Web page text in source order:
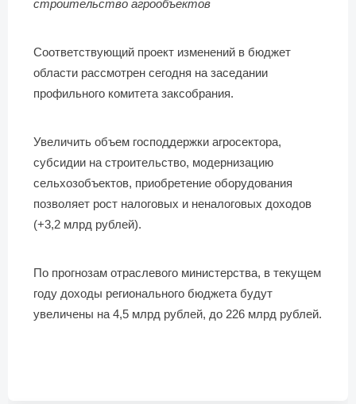
строительство агрообъектов
Соответствующий проект изменений в бюджет
области рассмотрен сегодня на заседании
профильного комитета заксобрания.
Увеличить объем господдержки агросектора,
субсидии на строительство, модернизацию
сельхозобъектов, приобретение оборудования
позволяет рост налоговых и неналоговых доходов
(+3,2 млрд рублей).
По прогнозам отраслевого министерства, в текущем
году доходы регионального бюджета будут
увеличены на 4,5 млрд рублей, до 226 млрд рублей.